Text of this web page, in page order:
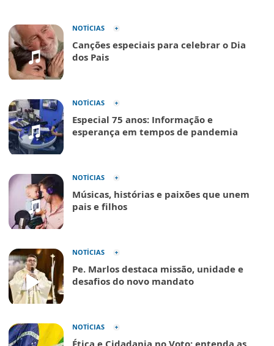
NOTÍCIAS
Canções especiais para celebrar o Dia
dos Pais
NOTÍCIAS
Especial 75 anos: Informação e
esperança em tempos de pandemia
NOTÍCIAS
Músicas, histórias e paixões que unem
pais e filhos
NOTÍCIAS
Pe. Marlos destaca missão, unidade e
desafios do novo mandato
NOTÍCIAS
Ética e Cidadania no Voto: entenda as